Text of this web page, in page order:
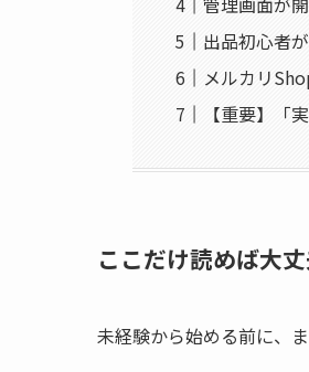
出品初心者
メルカリ
【重要】「
ここだけ読めば大丈
未経験から始める前に、